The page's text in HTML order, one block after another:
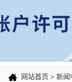
网站首页 > 新闻